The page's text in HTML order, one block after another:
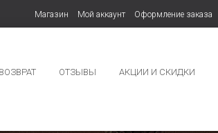
Магазин Мой аккаунт Оформление заказа
ВОЗВРАТ ОТЗЫВЫ АКЦИИ И СКИДКИ